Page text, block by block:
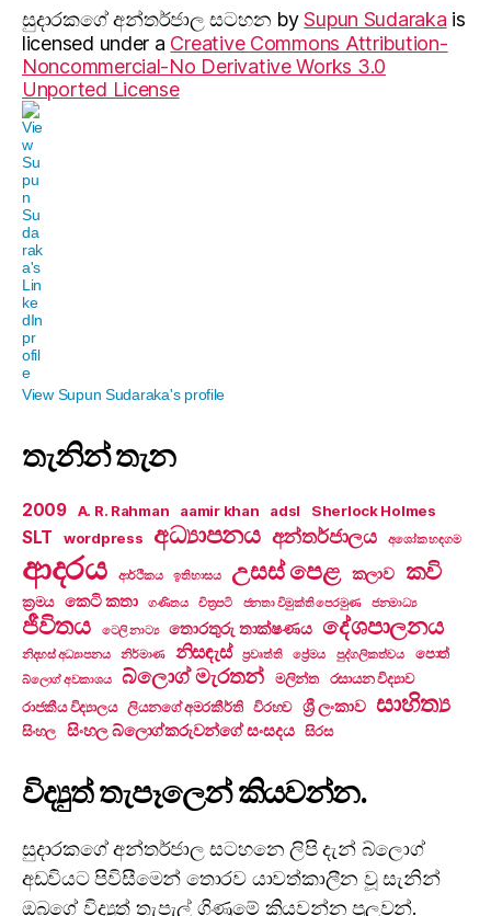
සුදාරක‍ගේ අන්තර්ජාල සටහන bySupun Sudaraka is
licensed under a Creative Commons Attribution-
Noncommercial-No Derivative Works 3.0
Unported License
View Supun Sudaraka's profile
තැනින් තැන
2009 A. R. Rahman aamir khan adsl Sherlock Holmes
SLT wordpress අධ්‍යාපනය අන්තර්ජාලය අශෝක හඳගම
ආදරය ආර්ථිකය ඉතිහාසය උසස් පෙළ කලාව කවි
ක්‍රමය කෙටි කතා ගණිතය චිත්‍රපටි ජනතා විමුක්ති පෙරමුණ ජනමාධ්‍ය
ජීවිතය ටෙලි නාට්‍ය තොරතුරු තාක්ෂණය දේශපාලනය
නිදහස් අධ්‍යාපනය නිර්මාණ නිසඳැස් ප්‍රවෘත්ති ප්‍රේමය පුද්ගලිකත්වය පොත්
බ්ලොග් අවකාශය බ්ලොග් මැරතන් මලින්ත
රසායන විද්‍යාව
රාජකීය විද්‍යාලය
ලියනගේ අමරකීර්ති විරහව ශ්‍රී ලංකාව සාහිත්‍ය
සිංහල සිංහල බ්ලොග්කරුවන්ගේ සංසදය සිරස
විද්‍යුත් තැපෑලෙන් කියවන්න.
සුදාරකගේ අන්තර්ජාල සටහනෙ ලිපි දැන් බ්ලොග්
අඩවියට පිවිසීමෙන් තොරව යාවත්කාලීන වූ සැනින්
ඔබගේ විද්‍යුත් තැපැල් ගිණුමේ කියවන්න පුලුවන්.